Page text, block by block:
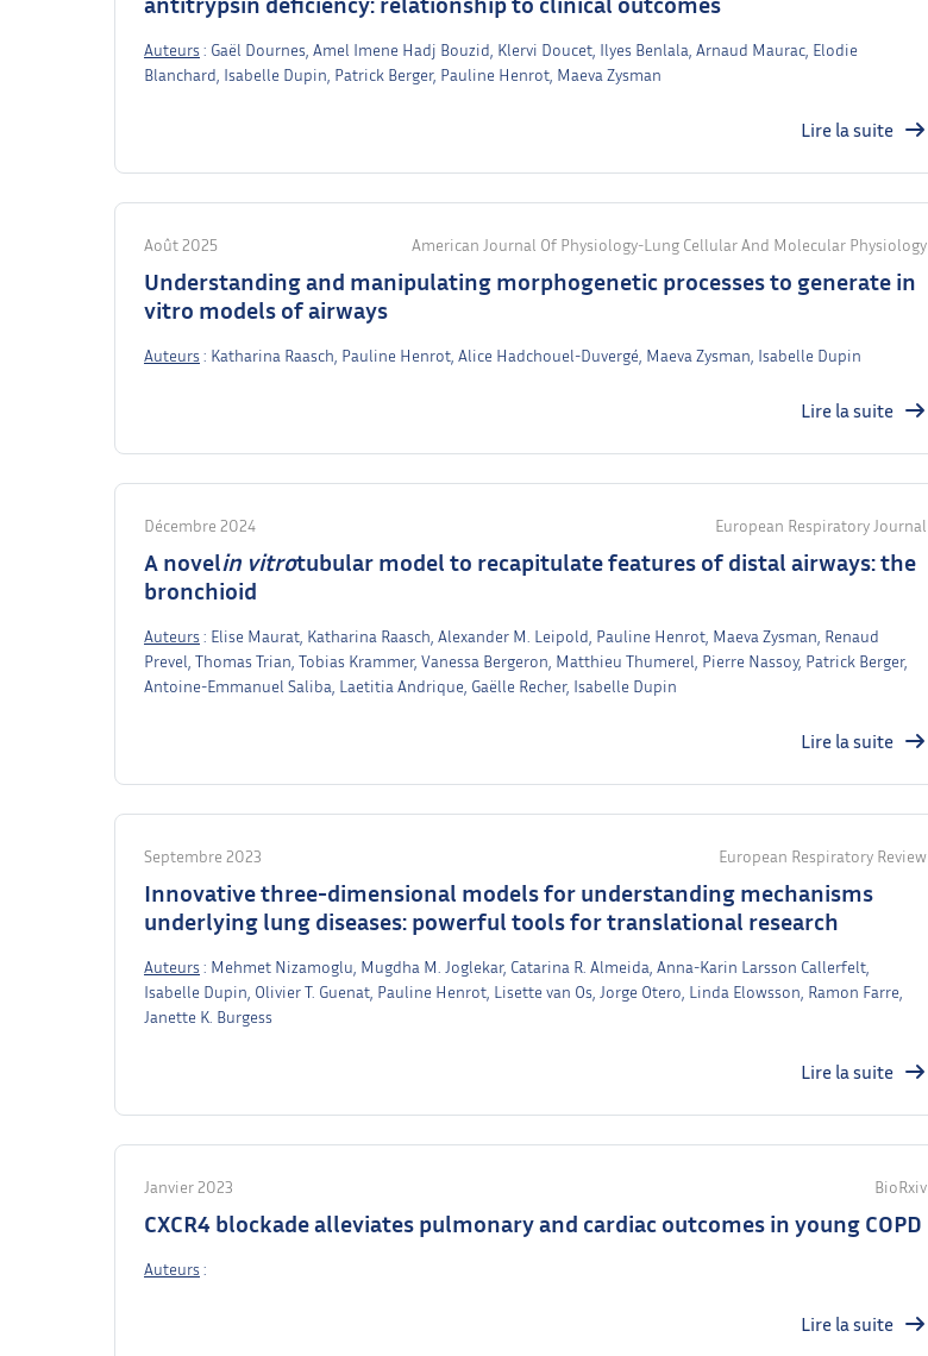
Auteurs : Gaël Dournes, Amel Imene Hadj Bouzid, Klervi Doucet, Ilyes Benlala, Arnaud Maurac, Elodie
Blanchard, Isabelle Dupin, Patrick Berger, Pauline Henrot, Maeva Zysman
Lire la suite
Août 2025 American Journal Of Physiology-Lung Cellular And Molecular Physiology
Understanding and manipulating morphogenetic processes to generate in
vitro models of airways
Auteurs : Katharina Raasch, Pauline Henrot, Alice Hadchouel-Duvergé, Maeva Zysman, Isabelle Dupin
Lire la suite
Décembre 2024 European Respiratory Journal
A novelin vitrotubular model to recapitulate features of distal airways: the
bronchioid
Auteurs : Elise Maurat, Katharina Raasch, Alexander M. Leipold, Pauline Henrot, Maeva Zysman, Renaud
Prevel, Thomas Trian, Tobias Krammer, Vanessa Bergeron, Matthieu Thumerel, Pierre Nassoy, Patrick Berger,
Antoine-Emmanuel Saliba, Laetitia Andrique, Gaëlle Recher, Isabelle Dupin
Lire la suite
Septembre 2023 European Respiratory Review
Innovative three-dimensional models for understanding mechanisms
underlying lung diseases: powerful tools for translational research
Auteurs : Mehmet Nizamoglu, Mugdha M. Joglekar, Catarina R. Almeida, Anna-Karin Larsson Callerfelt,
Isabelle Dupin, Olivier T. Guenat, Pauline Henrot, Lisette van Os, Jorge Otero, Linda Elowsson, Ramon Farre,
Janette K. Burgess
Lire la suite
Janvier 2023 BioRxiv
CXCR4 blockade alleviates pulmonary and cardiac outcomes in young COPD
Auteurs :
Lire la suite